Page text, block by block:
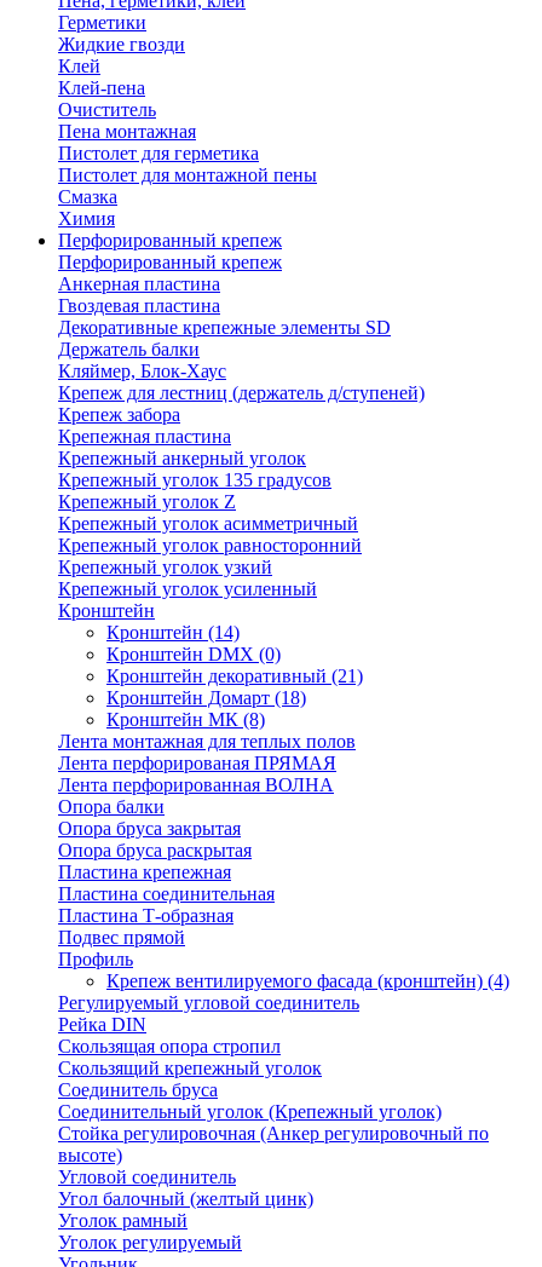
Герметики
Жидкие гвозди
Клей
Клей-пена
Очиститель
Пена монтажная
Пистолет для герметика
Пистолет для монтажной пены
Смазка
Химия
Перфорированный крепеж
Перфорированный крепеж
Анкерная пластина
Гвоздевая пластина
Декоративные крепежные элементы SD
Держатель балки
Кляймер, Блок-Хаус
Крепеж для лестниц (держатель д/ступеней)
Крепеж забора
Крепежная пластина
Крепежный анкерный уголок
Крепежный уголок 135 градусов
Крепежный уголок Z
Крепежный уголок асимметричный
Крепежный уголок равносторонний
Крепежный уголок узкий
Крепежный уголок усиленный
Кронштейн
Кронштейн (14)
Кронштейн DMX (0)
Кронштейн декоративный (21)
Кронштейн Домарт (18)
Кронштейн МК (8)
Лента монтажная для теплых полов
Лента перфорированая ПРЯМАЯ
Лента перфорированная ВОЛНА
Опора балки
Опора бруса закрытая
Опора бруса раскрытая
Пластина крепежная
Пластина соединительная
Пластина Т-образная
Подвес прямой
Профиль
Крепеж вентилируемого фасада (кронштейн) (4)
Регулируемый угловой соединитель
Рейка DIN
Скользящая опора стропил
Скользящий крепежный уголок
Соединитель бруса
Соединительный уголок (Крепежный уголок)
Стойка регулировочная (Анкер регулировочный по
высоте)
Угловой соединитель
Угол балочный (желтый цинк)
Уголок рамный
Уголок регулируемый